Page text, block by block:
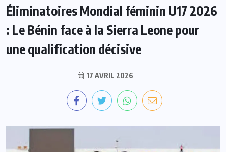
Éliminatoires Mondial féminin U17 2026
: Le Bénin face à la Sierra Leone pour
une qualification décisive
17 AVRIL 2026